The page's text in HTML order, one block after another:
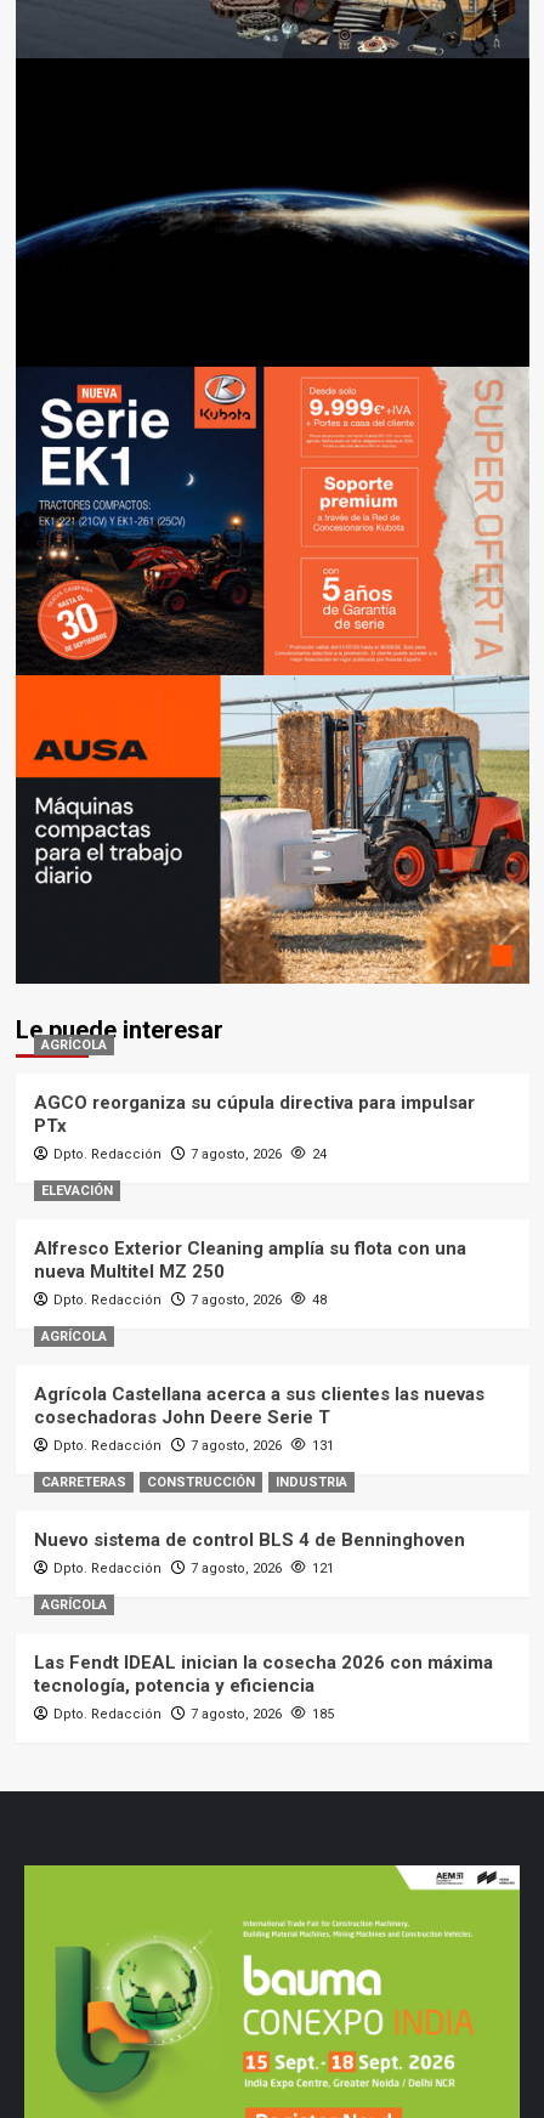
Le puede interesar
AGRÍCOLA
AGCO reorganiza su cúpula directiva para impulsar
PTx
Dpto. Redacción 7 agosto, 2026 24
ELEVACIÓN
Alfresco Exterior Cleaning amplía su flota con una
nueva Multitel MZ 250
Dpto. Redacción 7 agosto, 2026 48
AGRÍCOLA
Agrícola Castellana acerca a sus clientes las nuevas
cosechadoras John Deere Serie T
Dpto. Redacción 7 agosto, 2026 131
CARRETERAS CONSTRUCCIÓN INDUSTRIA
Nuevo sistema de control BLS 4 de Benninghoven
Dpto. Redacción 7 agosto, 2026 121
AGRÍCOLA
Las Fendt IDEAL inician la cosecha 2026 con máxima
tecnología, potencia y eficiencia
Dpto. Redacción 7 agosto, 2026 185